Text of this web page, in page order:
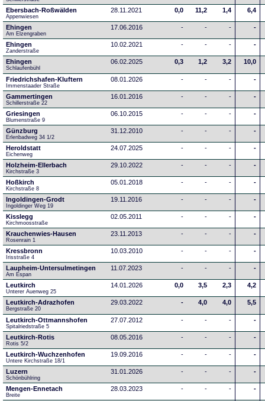
Ebersbach-Roßwälden
Appenwiesen
28.11.2021 0,0 11,2 1,4 6,4
Ehingen
Am Elzengraben
17.06.2016 - - - -
Ehingen
Zanderstraße
10.02.2021 - - - -
Ehingen
Schlaufenbühl
06.02.2025 0,3 1,2 3,2 10,0
Friedrichshafen-Kluftern
Immenstaader Straße
08.01.2026 - - - -
Gammertingen
Schillerstraße 22
16.01.2016 - - - -
Griesingen
Blumenstraße 9
06.10.2015 - - - -
Günzburg
Erlenbadweg 34 1/2
31.12.2010 - - - -
Heroldstatt
Eichenweg
24.07.2025 - - - -
Holzheim-Ellerbach
Kirchstraße 3
29.10.2022 - - - -
Hoßkirch
Kirchstraße 8
05.01.2018 - - - -
Ingoldingen-Grodt
Ingoldinger Weg 19
19.11.2016 - - - -
Kisslegg
Kirchmoosstraße
02.05.2011 - - - -
Krauchenwies-Hausen
Rosenrain 1
23.11.2013 - - - -
Kressbronn
Irisstraße 4
10.03.2010 - - - -
Laupheim-Untersulmetingen
Am Espan
11.07.2023 - - - -
Leutkirch
Unterer Auenweg 25
14.01.2026 0,0 3,5 2,3 4,2
Leutkirch-Adrazhofen
Bergstraße 20
29.03.2022 - 4,0 4,0 5,5
Leutkirch-Ottmannshofen
Spitalriedstraße 5
27.07.2012 - - - -
Leutkirch-Rotis
Rotis 5/2
08.05.2016 - - - -
Leutkirch-Wuchzenhofen
Untere Kirchstraße 18/1
19.09.2016 - - - -
Luzern
Schönbühlring
31.01.2026 - - - -
Mengen-Ennetach
Breite
28.03.2023 - - - -